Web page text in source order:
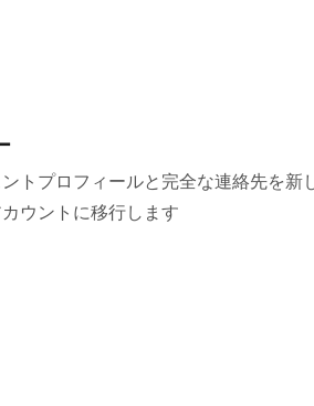
トプロフィールと完全な連絡先を新
ウントに移行します